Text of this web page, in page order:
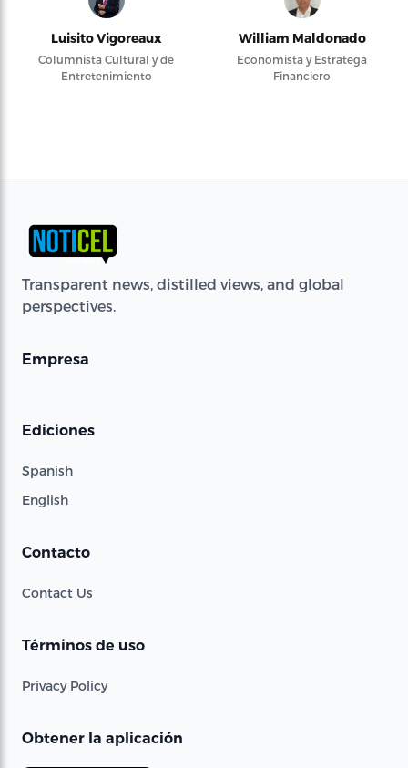
Luisito Vigoreaux
Columnista Cultural y de
Entretenimiento
William Maldonado
Economista y Estratega
Financiero
Transparent news, distilled views, and global
perspectives.
Empresa
Ediciones
Spanish
English
Contacto
Contact Us
Términos de uso
Privacy Policy
Obtener la aplicación